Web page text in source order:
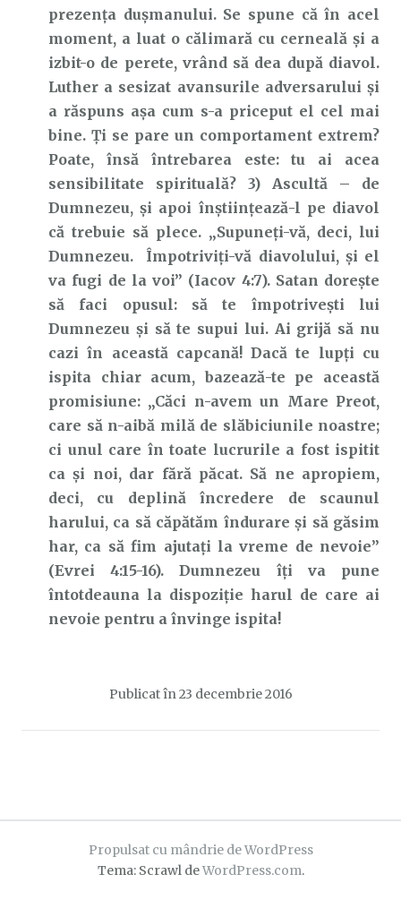
prezența dușmanului. Se spune că în acel
moment, a luat o călimară cu cerneală și a
izbit-o de perete, vrând să dea după diavol.
Luther a sesizat avansurile adversarului și
a răspuns așa cum s-a priceput el cel mai
bine. Ți se pare un comportament extrem?
Poate, însă întrebarea este: tu ai acea
sensibilitate spirituală? 3) Ascultă – de
Dumnezeu, și apoi înștiințează-l pe diavol
că trebuie să plece. „Supuneţi-vă, deci, lui
Dumnezeu. Împotriviţi-vă diavolului, şi el
va fugi de la voi” (Iacov 4:7). Satan dorește
să faci opusul: să te împotrivești lui
Dumnezeu și să te supui lui. Ai grijă să nu
cazi în această capcană! Dacă te lupți cu
ispita chiar acum, bazează-te pe această
promisiune: „Căci n-avem un Mare Preot,
care să n-aibă milă de slăbiciunile noastre;
ci unul care în toate lucrurile a fost ispitit
ca şi noi, dar fără păcat. Să ne apropiem,
deci, cu deplină încredere de scaunul
harului, ca să căpătăm îndurare şi să găsim
har, ca să fim ajutaţi la vreme de nevoie”
(Evrei 4:15-16). Dumnezeu îți va pune
întotdeauna la dispoziție harul de care ai
nevoie pentru a învinge ispita!
Publicat în 23 decembrie 2016
Propulsat cu mândrie de WordPress
Tema: Scrawl deWordPress.com.